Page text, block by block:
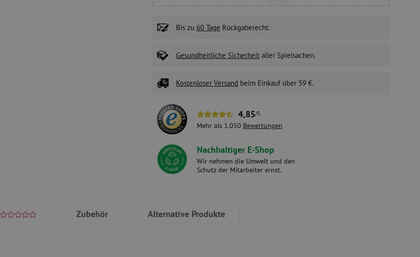
Bis zu 60 Tage Rückgaberecht.
Gesundheitliche Sicherheit aller Spielsachen.
Kostenloser Versand beim Einkauf über 59 €.
4,85/5
Mehr als 1.050 Bewertungen
Nachhaltiger E-Shop
Wir nehmen die Umwelt und den
Schutz der Mitarbeiter ernst.
Zubehör Alternative Produkte